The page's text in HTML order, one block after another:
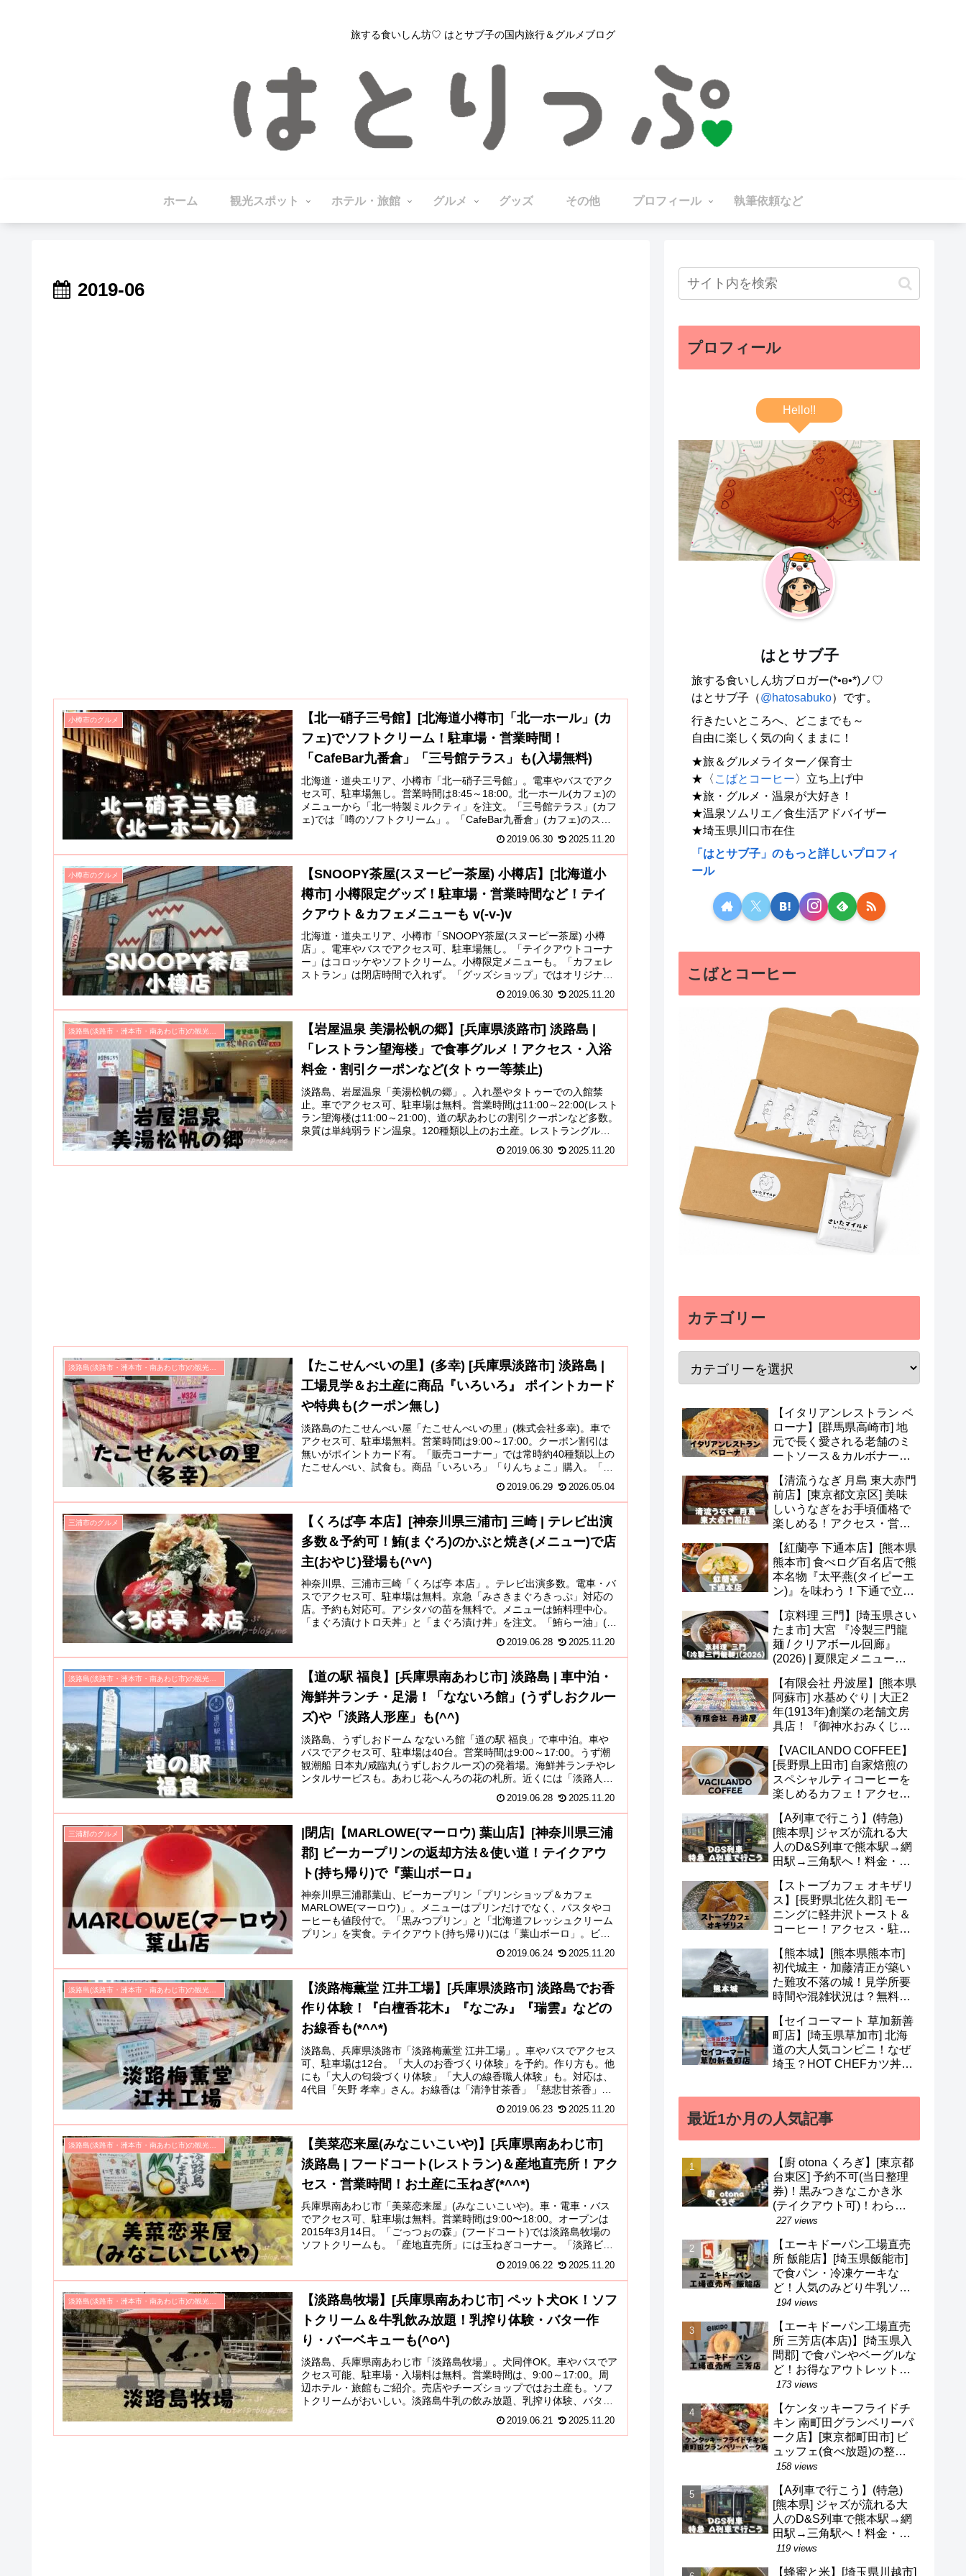
旅する食いしん坊♡ はとサブ子の国内旅行＆グルメブログ
ホーム 観光スポット ホテル・旅館 グルメ グッズ その他 プロフィール 執筆依頼など
2019-06
小樽市のグルメ
【北一硝子三号館】[北海道小樽市]「北一ホール」(カ
フェ)でソフトクリーム！駐車場・営業時間！
「CafeBar九番倉」「三号館テラス」も(入場無料)
北海道・道央エリア、小樽市「北一硝子三号館」。電車やバスでアク
セス可、駐車場無し。営業時間は8:45～18:00。北一ホール(カフェ)の
メニューから「北一特製ミルクティ」を注文。「三号館テラス」(カフ
ェ)では「噂のソフトクリーム」。「CafeBar九番倉」(カフェ)のステ
2019.06.30 2025.11.20
小樽市のグルメ
【SNOOPY茶屋(スヌーピー茶屋) 小樽店】[北海道小
樽市] 小樽限定グッズ！駐車場・営業時間など！テイ
クアウト＆カフェメニューも v(-v-)v
北海道・道央エリア、小樽市「SNOOPY茶屋(スヌーピー茶屋) 小樽
店」。電車やバスでアクセス可、駐車場無し。「テイクアウトコーナ
ー」はコロッケやソフトクリーム。小樽限定メニューも。「カフェレ
ストラン」は閉店時間で入れず。「グッズショップ」ではオリジナル
2019.06.30 2025.11.20
【岩屋温泉 美湯松帆の郷】[兵庫県淡路市] 淡路島 |
「レストラン望海楼」で食事グルメ！アクセス・入浴
料金・割引クーポンなど(タトゥー等禁止)
淡路島、岩屋温泉「美湯松帆の郷」。入れ墨やタトゥーでの入館禁
止。車でアクセス可、駐車場は無料。営業時間は11:00～22:00(レスト
ラン望海楼は11:00～21:00)、道の駅あわじの割引クーポンなど多数。
泉質は単純弱ラドン温泉。120種類以上のお土産。レストラングルメ
2019.06.30 2025.11.20
【たこせんべいの里】(多幸) [兵庫県淡路市] 淡路島 |
工場見学＆お土産に商品『いろいろ』 ポイントカード
や特典も(クーポン無し)
淡路島のたこせんべい屋「たこせんべいの里」(株式会社多幸)。車で
アクセス可、駐車場無料。営業時間は9:00～17:00。クーポン割引は
無いがポイントカード有。「販売コーナー」では常時約40種類以上の
たこせんべい、試食も。商品「いろいろ」「りんちょこ」購入。「工
2019.06.29 2026.05.04
三浦市のグルメ
【くろば亭 本店】[神奈川県三浦市] 三崎 | テレビ出演
多数＆予約可！鮪(まぐろ)のかぶと焼き(メニュー)で店
主(おやじ)登場も(^v^)
神奈川県、三浦市三崎「くろば亭 本店」。テレビ出演多数。電車・バ
スでアクセス可、駐車場は無料。京急「みさきまぐろきっぷ」対応の
店。予約も対応可。アシタバの苗を無料で。メニューは鮪料理中心。
「まぐろ漬けトロ天丼」と「まぐろ漬け丼」を注文。「鮪らー油」(ラ
2019.06.28 2025.11.20
【道の駅 福良】[兵庫県南あわじ市] 淡路島 | 車中泊・
海鮮丼ランチ・足湯！「なないろ館」(うずしおクルー
ズ)や「淡路人形座」も(^^)
淡路島、うずしおドーム なないろ館「道の駅 福良」で車中泊。車や
バスでアクセス可、駐車場は40台。営業時間は9:00～17:00。うず潮
観潮船 日本丸/咸臨丸(うずしおクルーズ)の発着場。海鮮丼ランチやレ
ンタルサービスも。あわじ花へんろの花の札所。近くには「淡路人形
2019.06.28 2025.11.20
三浦郡のグルメ
|閉店|【MARLOWE(マーロウ) 葉山店】[神奈川県三浦
郡] ビーカープリンの返却方法＆使い道！テイクアウ
ト(持ち帰り)で『葉山ボーロ』
神奈川県三浦郡葉山、ビーカープリン「プリンショップ＆カフェ
MARLOWE(マーロウ)」。メニューはプリンだけでなく、パスタやコ
ーヒーも値段付で。「黒みつプリン」と「北海道フレッシュクリーム
プリン」を実食。テイクアウト(持ち帰り)には「葉山ボーロ」。ビー
2019.06.24 2025.11.20
【淡路梅薫堂 江井工場】[兵庫県淡路市] 淡路島でお香
作り体験！『白檀香花木』『なごみ』『瑞雲』などの
お線香も(*^^*)
淡路島、兵庫県淡路市「淡路梅薫堂 江井工場」。車やバスでアクセス
可、駐車場は12台。「大人のお香づくり体験」を予約。作り方も。他
にも「大人の匂袋づくり体験」「大人の線香職人体験」も。対応は、
4代目「矢野 孝幸」さん。お線香は「清浄甘茶香」「慈悲甘茶香」
2019.06.23 2025.11.20
淡路島(淡路市・洲本市・南あわじ市)の観光スポット
【美菜恋来屋(みなこいこいや)】[兵庫県南あわじ市]
淡路島 | フードコート(レストラン)＆産地直売所！アク
セス・営業時間！お土産に玉ねぎ(*^^*)
兵庫県南あわじ市「美菜恋来屋」(みなこいこいや)。車・電車・バス
でアクセス可、駐車場は無料。営業時間は9:00〜18:00。オープンは
2015年3月14日。「ごっつぉの森」(フードコート)では淡路島牧場の
ソフトクリームも。「産地直売所」には玉ねぎコーナー。「淡路ビー
2019.06.22 2025.11.20
【淡路島牧場】[兵庫県南あわじ市] ペット犬OK！ソフ
トクリーム＆牛乳飲み放題！乳搾り体験・バター作
り・バーベキューも(^o^)
淡路島、兵庫県南あわじ市「淡路島牧場」。犬同伴OK。車やバスでア
クセス可能、駐車場・入場料は無料。営業時間は、9:00～17:00。周
辺ホテル・旅館もご紹介。売店やチーズショップではお土産も。ソフ
トクリームがおいしい。淡路島牛乳の飲み放題、乳搾り体験、バター
2019.06.21 2025.11.20
プロフィール
Hello!!
はとサブ子
旅する食いしん坊ブロガー(*•ө•*)ノ♡
はとサブ子（@hatosabuko）です。
行きたいところへ、どこまでも～
自由に楽しく気の向くままに！
★旅＆グルメライター／保育士
★〈 こばとコーヒー〉立ち上げ中
★旅・グルメ・温泉が大好き！
★温泉ソムリエ／食生活アドバイザー
★埼玉県川口市在住
「はとサブ子」のもっと詳しいプロフィ
ール
こばとコーヒー
カテゴリー
【イタリアンレストラン ベ
ローナ】[群馬県高崎市] 地
元で長く愛される老舗のミ
ートソース＆カルボナー
ニュー・予約など(*^^*)
【清流うなぎ 月島 東大赤門
前店】[東京都文京区] 美味
しいうなぎをお手頃価格で
楽しめる！アクセス・営業
予約など(^^)
【紅蘭亭 下通本店】[熊本県
熊本市] 食べログ百名店で熊
本名物『太平燕(タイピーエ
ン)』を味わう！下通で立ち
【京料理 三門】[埼玉県さい
たま市] 大宮 『冷製三門龍
麺 / クリアボール回廊』
(2026) | 夏限定メニュー＆
【有限会社 丹波屋】[熊本県
阿蘇市] 水基めぐり | 大正2
年(1913年)創業の老舗文房
具店！『御神水おみくじ』
など(^^)
【VACILANDO COFFEE】
[長野県上田市] 自家焙煎の
スペシャルティコーヒーを
楽しめるカフェ！アクセ
ニューなど(^v^)
【A列車で行こう】(特急)
[熊本県] ジャズが流れる大
人のD&S列車で熊本駅→網
田駅→三角駅へ！料金・予
ーなど(^^)
【ストーブカフェ オキザリ
ス】[長野県北佐久郡] モー
ニングに軽井沢トースト＆
コーヒー！アクセス・駐車
ど(^^)
【熊本城】[熊本県熊本市]
初代城主・加藤清正が築い
た難攻不落の城！見学所要
時間や混雑状況は？無料ガ
中(^v^)
【セイコーマート 草加新善
町店】[埼玉県草加市] 北海
道の大人気コンビニ！なぜ
埼玉？HOT CHEFカツ丼・
最近1か月の人気記事
【廚 otona くろぎ】[東京都
台東区] 予約不可(当日整理
券)！黒みつきなこかき氷
(テイクアウト可)！わらび
餅などのメニューも(^^)/
227 views
【エーキドーパン工場直売
所 飯能店】[埼玉県飯能市]
で食パン・冷凍ケーキな
ど！人気のみどり牛乳ソフ
トクリームも！駐車場・営
194 views
【エーキドーパン工場直売
所 三芳店(本店)】[埼玉県入
間郡] で食パンやベーグルな
ど！お得なアウトレット品
も！駐車場・営業時間・定
173 views
【ケンタッキーフライドチ
キン 南町田グランベリーパ
ーク店】[東京都町田市] ビ
ュッフェ(食べ放題)の整理
券・混雑状況・待ち時間な
158 views
【A列車で行こう】(特急)
[熊本県] ジャズが流れる大
人のD&S列車で熊本駅→網
田駅→三角駅へ！料金・予
約・名前の由来・デザイナ
119 views
【蜂蜜と米】[埼玉県川越市]